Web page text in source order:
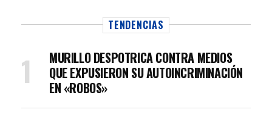
TENDENCIAS
MURILLO DESPOTRICA CONTRA MEDIOS
QUE EXPUSIERON SU AUTOINCRIMINACIÓN
EN «ROBOS»